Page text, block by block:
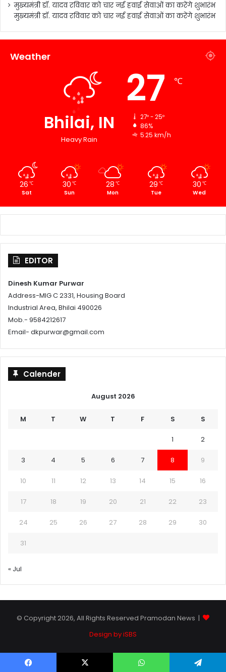
मुख्यमंत्री डॉ. यादव रविवार को चार नई हवाई सेवाओं का करेंगे शुभारंभ
मुख्यमंत्री डॉ. यादव रविवार को चार नई हवाई सेवाओं का करेंगे शुभारंभ
Weather
Bhilai, IN
Heavy Rain
27 ℃
27º - 25º
86%
5.25 km/h
26 ℃
Sat
30 ℃
Sun
28 ℃
Mon
29 ℃
Tue
30 ℃
Wed
EDITOR
Dinesh Kumar Purwar
Address-MIG C 2331, Housing Board
Industrial Area, Bhilai 490026
Mob.- 9584212617
Email- dkpurwar@gmail.com
Calender
August 2026
M T W T F S S
1 2
3 4 5 6 7 8 9
10 11 12 13 14 15 16
17 18 19 20 21 22 23
24 25 26 27 28 29 30
31
« Jul
© Copyright 2026, All Rights Reserved Pramodan News |
Design by iSBS